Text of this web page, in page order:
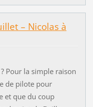
– Nicolas à
Pour la simple raison
de pilote pour
et que du coup